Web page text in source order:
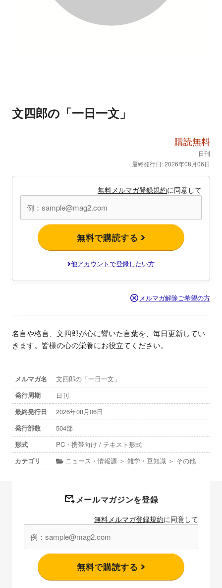
文四郎の「一日一文」
購読無料
日刊
最終発行日: 2026年08月06日
無料メルマガ登録規約に同意して
無料で購読する
他アカウントで登録したい方
メルマガ解除ご希望の方
名言や格言、文四郎が心に響いた言葉を、毎日更新してい
きます。皆様の心の栄養にお役立てください。
メルマガ名
文四郎の「一日一文」
発行周期
日刊
最終発行日
2026年08月06日
発行部数
504部
形式
PC・携帯向け / テキスト形式
カテゴリ
ニュース・情報源 ＞ 雑学・豆知識 ＞ その他
メールマガジンを登録
無料メルマガ登録規約に同意して
無料で購読する